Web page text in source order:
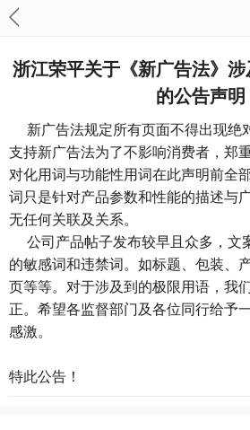
浙江荣平关于《新广告法》
的公告声明
新广告法规定所有页面不得出现绝
支持新广告法为了不影响消费者，郑
对化用词与功能性用词在此声明前全
词只是针对产品参数和性能的描述与
无任何关联及关系。
公司产品帖子发布较早且众多，文
的敏感词和违禁词。如标题、包装、
页等等。对于涉及到的极限用语，我
正。希望各监督部门及各位同行给予
感激。
特此公告！